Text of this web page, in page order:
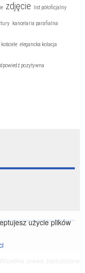
zdjęcie list półoficjalny
kancelaria parafialna
elegancka kolacja
pozytywna
prawa zastrzeżone
użycie plików